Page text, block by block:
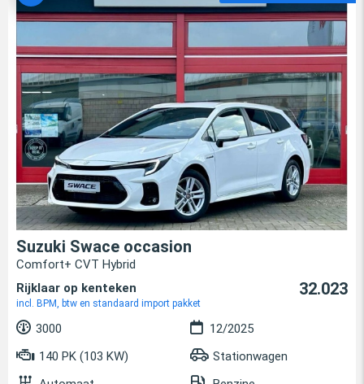
Suzuki Swace occasion
Comfort+ CVT Hybrid
Rijklaar op kenteken
incl. BPM, btw en standaard import pakket
32.023
3000
12/2025
140 PK (103 KW)
Stationwagen